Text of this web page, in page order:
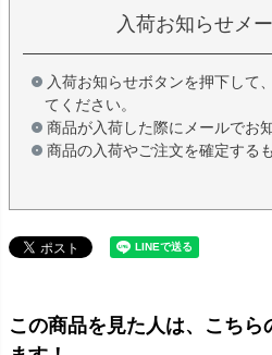
入荷お知らせメ
入荷お知らせボタンを押下して
てください。
商品が入荷した際にメールでお
商品の入荷やご注文を確定する
この商品を見た人は、こち